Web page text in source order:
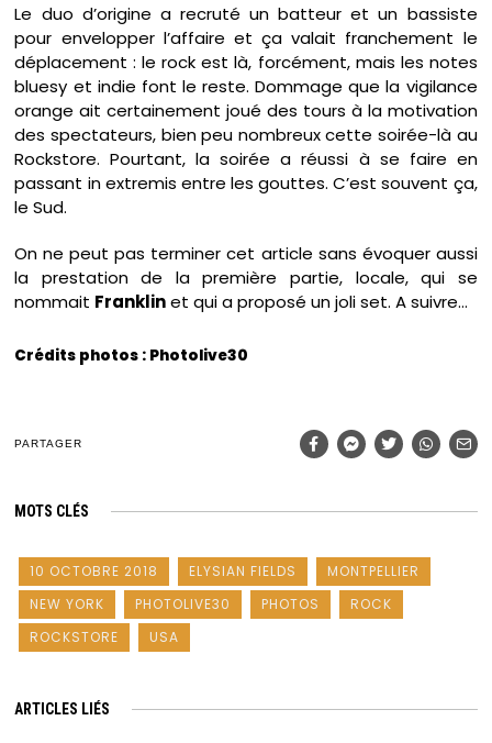
Le duo d’origine a recruté un batteur et un bassiste
pour envelopper l’affaire et ça valait franchement le
déplacement : le rock est là, forcément, mais les notes
bluesy et indie font le reste. Dommage que la vigilance
orange ait certainement joué des tours à la motivation
des spectateurs, bien peu nombreux cette soirée-là au
Rockstore. Pourtant, la soirée a réussi à se faire en
passant in extremis entre les gouttes. C’est souvent ça,
le Sud.
On ne peut pas terminer cet article sans évoquer aussi
la prestation de la première partie, locale, qui se
nommait Franklinet qui a proposé un joli set. A suivre…
Crédits photos : Photolive30
PARTAGER
MOTS CLÉS
10 OCTOBRE 2018 ELYSIAN FIELDS
MONTPELLIER
NEW YORK
PHOTOLIVE30 PHOTOS
ROCK
ROCKSTORE
USA
ARTICLES LIÉS